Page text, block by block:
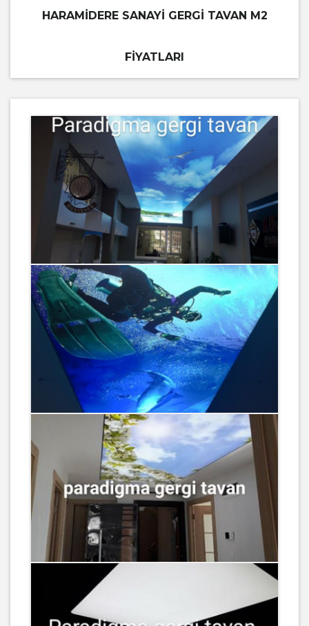
HARAMIDERE SANAYI GERGI TAVAN M2
FIYATLARI